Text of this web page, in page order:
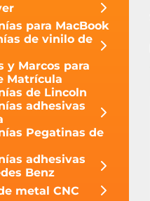
para MacBook
de vinilo de
y Marcos para
Matrícula
de Lincoln
adhesivas
Pegatinas de
adhesivas
Benz
metal CNC